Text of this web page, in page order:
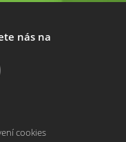
nás na
cookies